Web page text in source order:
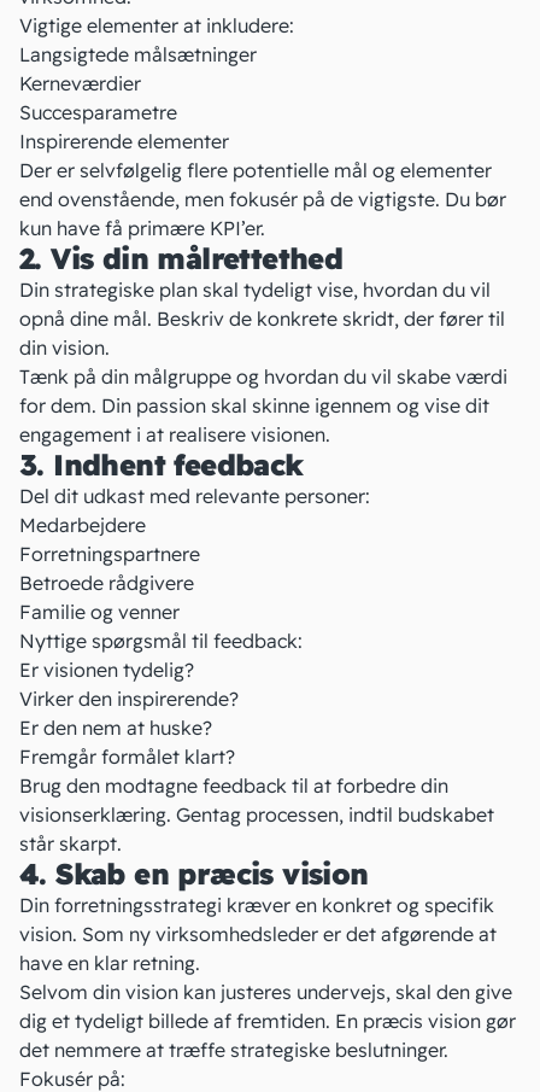
Vigtige elementer at inkludere:
Langsigtede målsætninger
Kerneværdier
Succesparametre
Inspirerende elementer
Der er selvfølgelig flere potentielle mål og elementer
end ovenstående, men fokusér på de vigtigste. Du bør
kun have få primære KPI’er.
2. Vis din målrettethed
Din strategiske plan skal tydeligt vise, hvordan du vil
opnå dine mål. Beskriv de konkrete skridt, der fører til
din vision.
Tænk på din målgruppe og hvordan du vil skabe værdi
for dem. Din passion skal skinne igennem og vise dit
engagement i at realisere visionen.
3. Indhent feedback
Del dit udkast med relevante personer:
Medarbejdere
Forretningspartnere
Betroede rådgivere
Familie og venner
Nyttige spørgsmål til feedback:
Er visionen tydelig?
Virker den inspirerende?
Er den nem at huske?
Fremgår formålet klart?
Brug den modtagne feedback til at forbedre din
visionserklæring. Gentag processen, indtil budskabet
står skarpt.
4. Skab en præcis vision
Din forretningsstrategi kræver en konkret og specifik
vision. Som ny virksomhedsleder er det afgørende at
have en klar retning.
Selvom din vision kan justeres undervejs, skal den give
dig et tydeligt billede af fremtiden. En præcis vision gør
det nemmere at træffe strategiske beslutninger.
Fokusér på: